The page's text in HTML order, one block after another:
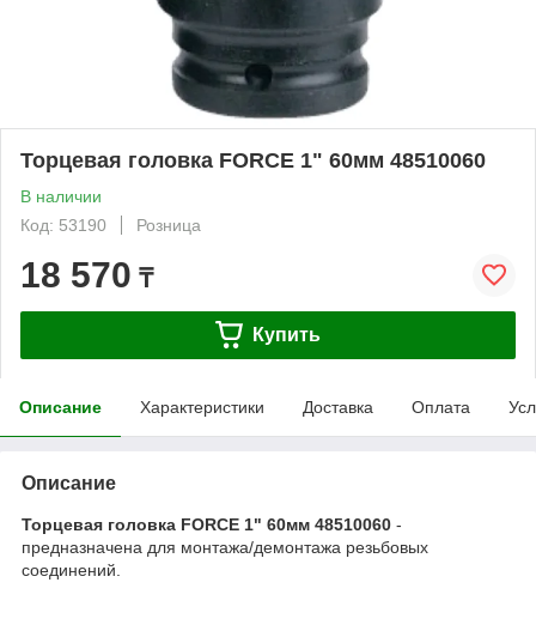
Торцевая головка FORCE 1" 60мм 48510060
В наличии
Код: 53190
Розница
18 570 ₸
Купить
Описание Характеристики Доставка Оплата
Описание
Торцевая головка FORCE 1" 60мм 48510060 -
предназначена для монтажа/демонтажа резьбовых
соединений.